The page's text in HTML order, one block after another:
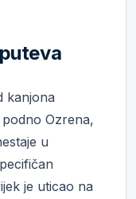
kanjona
Ozrena,
u
je uticao na